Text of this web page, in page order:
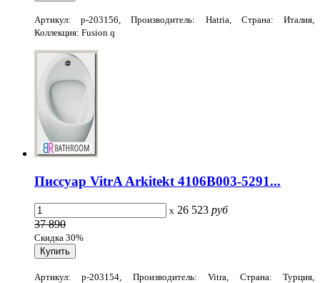
Артикул: p-203156, Производитель: Hatria, Страна: Италия,
Коллекция: Fusion q
Писсуар VitrA Arkitekt 4106B003-5291...
x 26 523 руб
37 890
Скидка 30%
Артикул: p-203154, Производитель: Vitra, Страна: Турция,